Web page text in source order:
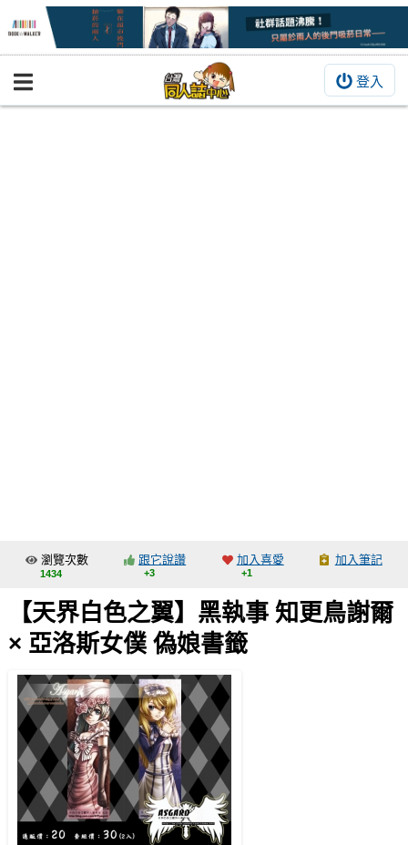
登入
BOOKY書集倉庫
交流中心
攤位轉讓區
會員功能選單
註冊會員
登入
瀏覽次數
1434
跟它說讚
+3
加入喜愛
+1
加入筆記
【天界白色之翼】黑執事 知更鳥謝爾
× 亞洛斯女僕 偽娘書籤